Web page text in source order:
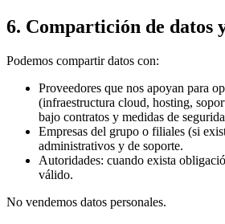
6. Compartición de datos
Podemos compartir datos con:
Proveedores que nos apoyan para
(infraestructura cloud, hosting,
bajo contratos y medidas de
Empresas del grupo o filiales (si
administrativos y de soporte.
Autoridades: cuando exista
válido.
No vendemos datos personales.